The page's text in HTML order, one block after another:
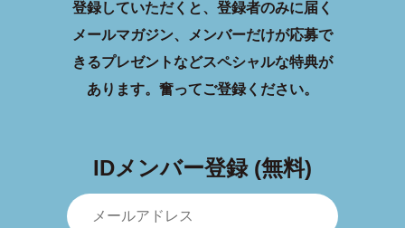
登録していただくと、登録者のみに届く
メールマガジン、メンバーだけが応募で
きるプレゼントなどスペシャルな特典が
あります。 奮ってご登録ください。
IDメンバー登録 (無料)